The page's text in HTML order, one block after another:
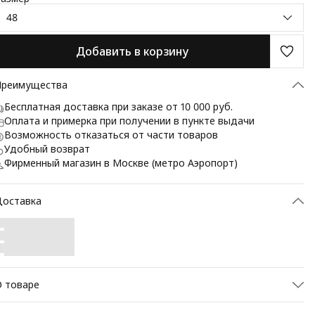
48
Добавить в корзину
Бесплатная доставка при заказе от 10 000 руб.
Оплата и примерка при получении в пункте выдачи
Возможность отказаться от части товаров
Удобный возврат
Фирменный магазин в Москве (метро Аэропорт)
товаре